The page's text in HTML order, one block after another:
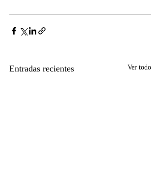
Entradas recientes Ver todo